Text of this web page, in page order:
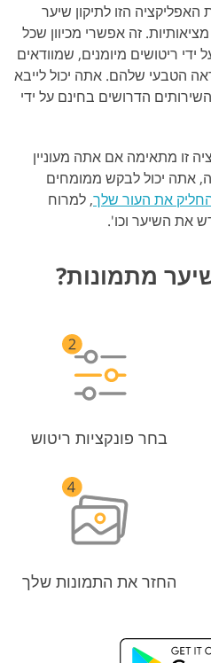
הזו לתיקון שיער
זה אפשרי מכיוון שכל
ידי ריטושים מיומנים, שמוודאים
הטבעי שלהם. אתה יכול לייבא
הדרושים בחינם על ידי
זו מתאימה אם אתה מעוניין
אתה יכול לבקש ממומחים
את העור שלך, למרוח
את השיער וכו'.
מתמונות?
בחר פונקציות ריטוש
החזר את התמונות שלך